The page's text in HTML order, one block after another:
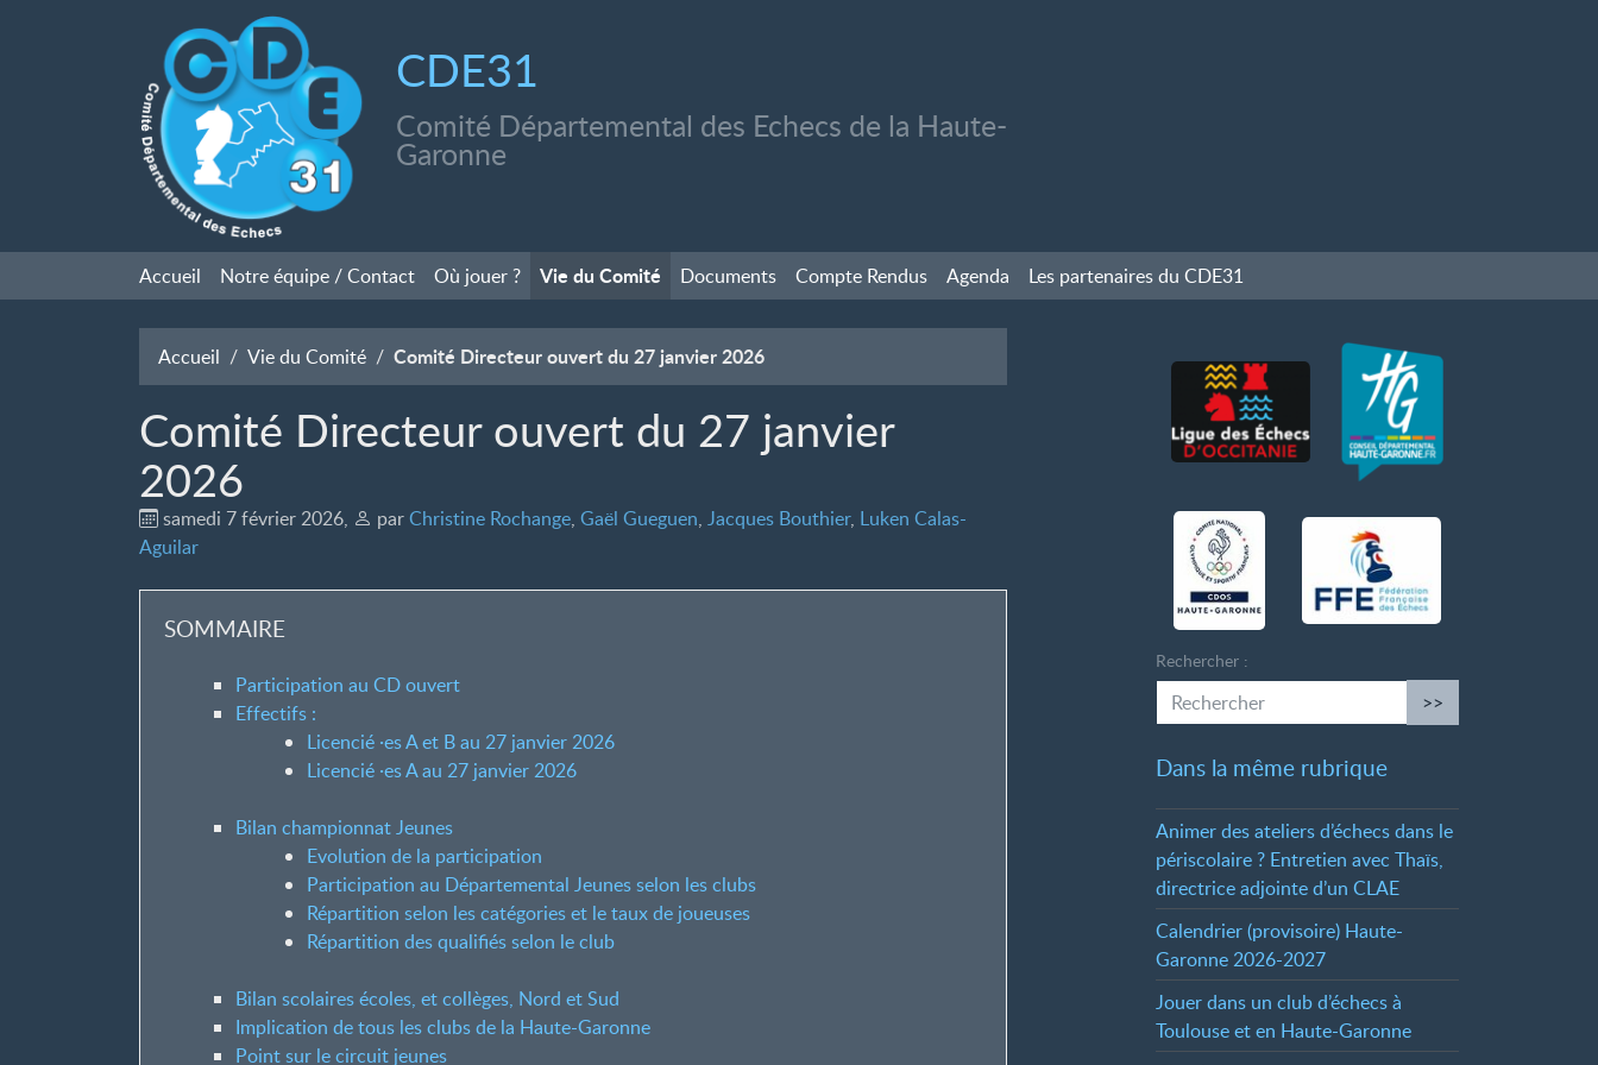
CDE31
Comité Départemental des Echecs de la Haute-
Garonne
Accueil Notre équipe / Contact Où jouer ? Vie du Comité Documents Compte Rendus Agenda Les partenaires du CDE31
Accueil Vie du Comité Comité Directeur ouvert du 27 janvier 2026
Comité Directeur ouvert du 27 janvier
2026
samedi 7 février 2026, parChristine Rochange, Gaël Gueguen, Jacques Bouthier, Luken Calas-
Aguilar
SOMMAIRE
Participation au CD ouvert
Effectifs :
Licencié ·es A et B au 27 janvier 2026
Licencié ·es A au 27 janvier 2026
Bilan championnat Jeunes
Evolution de la participation
Participation au Départemental Jeunes selon les clubs
Répartition selon les catégories et le taux de joueuses
Répartition des qualifiés selon le club
Bilan scolaires écoles, et collèges, Nord et Sud
Implication de tous les clubs de la Haute-Garonne
Point sur le circuit jeunes
Rechercher :
>>
Dans la même rubrique
Animer des ateliers d’échecs dans le
périscolaire ? Entretien avec Thaïs,
directrice adjointe d’un CLAE
Calendrier (provisoire) Haute-
Garonne 2026-2027
Jouer dans un club d’échecs à
Toulouse et en Haute-Garonne